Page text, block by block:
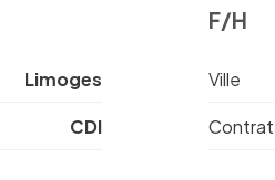
Limoges
CDI
F/H
Ville
Contrat